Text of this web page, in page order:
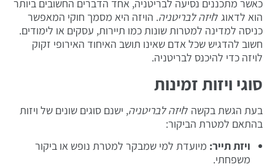
כאשר מתכננים נסיעה לבריטניה, אחד הדברים החשובים ביותר
הוא לדאוג לויזה לבריטניה. הויזה היא מסמך חוקי המאפשר
כניסה למדינה למטרות שונות כמו תיירות, עסקים או לימודים.
חשוב להדגיש שכל אדם שאינו תושב האיחוד האירופי זקוק
לויזה כדי להיכנס לבריטניה.
סוגי ויזות זמינות
בעת הגשת בקשה לויזה לבריטניה, ישנם סוגים שונים של ויזות
בהתאם למטרת הביקור:
ויזת תייר: מיועדת למי שמבקר למטרת נופש או ביקור
משפחתי.